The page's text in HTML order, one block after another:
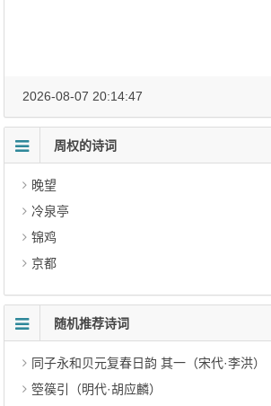
2026-08-07 20:14:47
周权的诗词
晚望
冷泉亭
锦鸡
京都
随机推荐诗词
同子永和贝元复春日韵 其一（宋代·李洪）
箜篌引（明代·胡应麟）